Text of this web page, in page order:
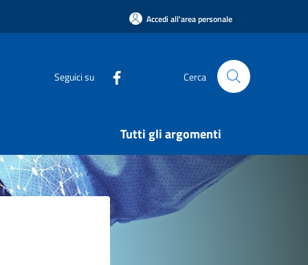
Accedi all'area personale
Seguici su Cerca
Tutti gli argomenti